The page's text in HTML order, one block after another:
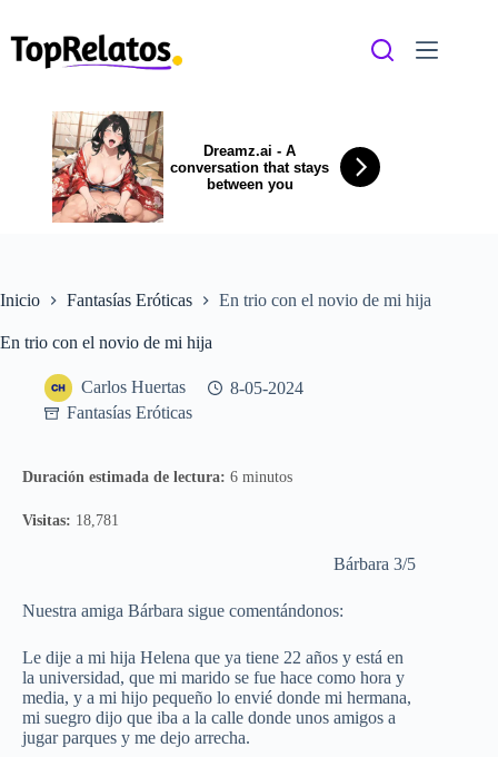
contenido
Dreamz.ai - A
conversation that stays
between you
Inicio Fantasías Eróticas En trio con el novio de mi hija
En trio con el novio de mi hija
Carlos Huertas
8-05-2024
Fantasías Eróticas
Duración estimada de lectura: 6 minutos
Visitas: 18,781
Bárbara 3/5
Nuestra amiga Bárbara sigue comentándonos:
Le dije a mi hija Helena que ya tiene 22 años y está en
la universidad, que mi marido se fue hace como hora y
media, y a mi hijo pequeño lo envié donde mi hermana,
mi suegro dijo que iba a la calle donde unos amigos a
jugar parques y me dejo arrecha.